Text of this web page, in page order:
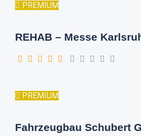
PREMIUM
REHAB – Messe
PREMIUM
Fahrzeugbau Schubert